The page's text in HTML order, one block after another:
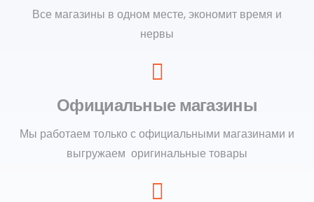
Все магазины в одном месте, экономит время и
нервы
Официальные магазины
Мы работаем только с официальными магазинами и
выгружаем оригинальные товары